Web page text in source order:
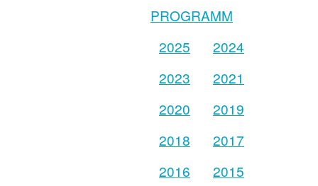
PROGRAMM
2025
2024
2023
2021
2020
2019
2018
2017
2016
2015